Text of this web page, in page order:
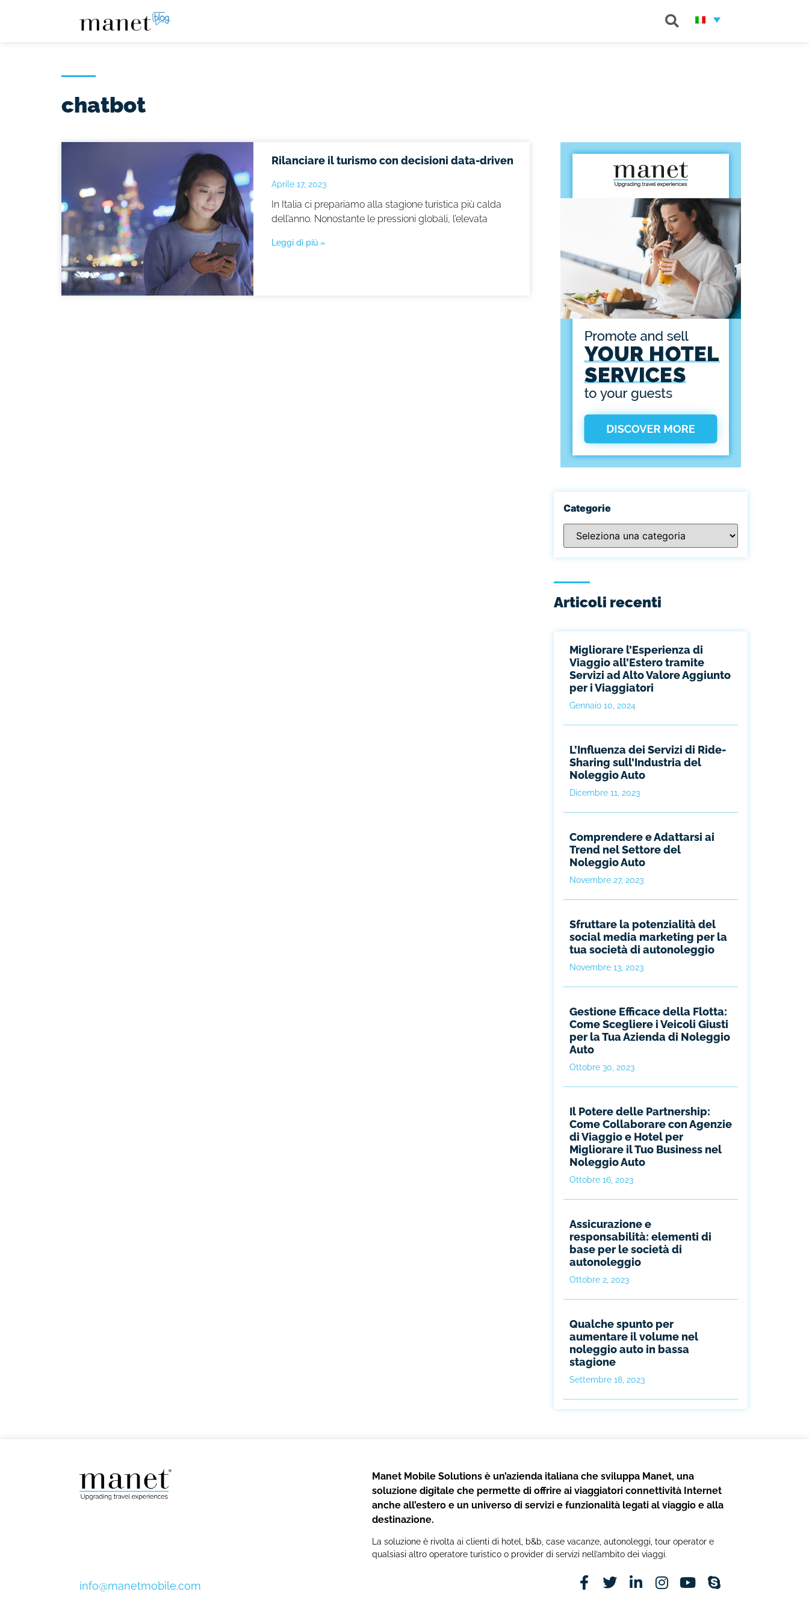
chatbot
Rilanciare il turismo con decisioni data-driven
Aprile 17, 2023
In Italia ci prepariamo alla stagione turistica più calda
dell’anno. Nonostante le pressioni globali, l’elevata
Leggi di più »
Categorie
Articoli recenti
Migliorare l’Esperienza di
Viaggio all’Estero tramite
Servizi ad Alto Valore Aggiunto
per i Viaggiatori
Gennaio 10, 2024
L’Influenza dei Servizi di Ride-
Sharing sull’Industria del
Noleggio Auto
Dicembre 11, 2023
Comprendere e Adattarsi ai
Trend nel Settore del
Noleggio Auto
Novembre 27, 2023
Sfruttare la potenzialità del
social media marketing per la
tua società di autonoleggio
Novembre 13, 2023
Gestione Efficace della Flotta:
Come Scegliere i Veicoli Giusti
per la Tua Azienda di Noleggio
Auto
Ottobre 30, 2023
Il Potere delle Partnership:
Come Collaborare con Agenzie
di Viaggio e Hotel per
Migliorare il Tuo Business nel
Noleggio Auto
Ottobre 16, 2023
Assicurazione e
responsabilità: elementi di
base per le società di
autonoleggio
Ottobre 2, 2023
Qualche spunto per
aumentare il volume nel
noleggio auto in bassa
stagione
Settembre 18, 2023
Manet Mobile Solutions è un’azienda italiana che sviluppa Manet, una
soluzione digitale che permette di offrire ai viaggiatori connettività Internet
anche all’estero e un universo di servizi e funzionalità legati al viaggio e alla
destinazione.
La soluzione è rivolta ai clienti di hotel, b&b, case vacanze, autonoleggi, tour operator e
qualsiasi altro operatore turistico o provider di servizi nell’ambito dei viaggi.
info@manetmobile.com